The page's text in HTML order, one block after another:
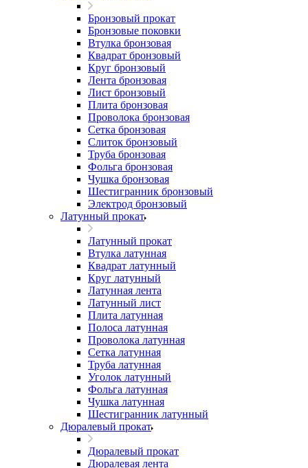
Бронзовый прокат
Бронзовые поковки
Втулка бронзовая
Квадрат бронзовый
Круг бронзовый
Лента бронзовая
Лист бронзовый
Плита бронзовая
Проволока бронзовая
Сетка бронзовая
Слиток бронзовый
Труба бронзовая
Фольга бронзовая
Чушка бронзовая
Шестигранник бронзовый
Электрод бронзовый
Латунный прокат
Латунный прокат
Втулка латунная
Квадрат латунный
Круг латунный
Латунная лента
Латунный лист
Плита латунная
Полоса латунная
Проволока латунная
Сетка латунная
Труба латунная
Уголок латунный
Фольга латунная
Чушка латунная
Шестигранник латунный
Дюралевый прокат
Дюралевый прокат
Дюралевая лента